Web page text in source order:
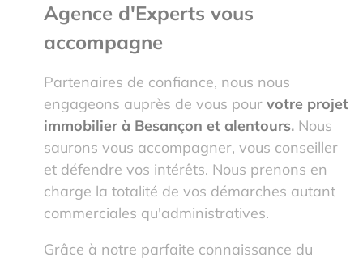
Agence d'Experts vous
accompagne
Partenaires de confiance, nous nous
engageons auprès de vous pour votre projet
immobilier à Besançon et alentours. Nous
saurons vous accompagner, vous conseiller
et défendre vos intérêts. Nous prenons en
charge la totalité de vos démarches autant
commerciales qu'administratives.
Grâce à notre parfaite connaissance du